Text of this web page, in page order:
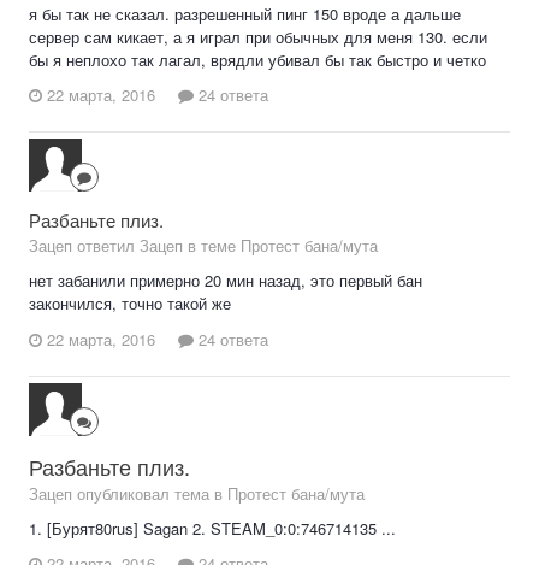
я бы так не сказал. разрешенный пинг 150 вроде а дальше
сервер сам кикает, а я играл при обычных для меня 130. если
бы я неплохо так лагал, врядли убивал бы так быстро и четко
22 марта, 2016
24 ответа
Разбаньте плиз.
Зацеп ответил Зацеп в теме Протест бана/мута
нет забанили примерно 20 мин назад, это первый бан
закончился, точно такой же
22 марта, 2016
24 ответа
Разбаньте плиз.
Зацеп опубликовал тема в Протест бана/мута
1. [Бурят80rus] Sagan 2. STEAM_0:0:746714135 ...